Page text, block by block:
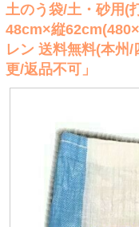
土のう袋/土・砂用(
48cm×縦
レン 送料無料(本州
更/返品不可」